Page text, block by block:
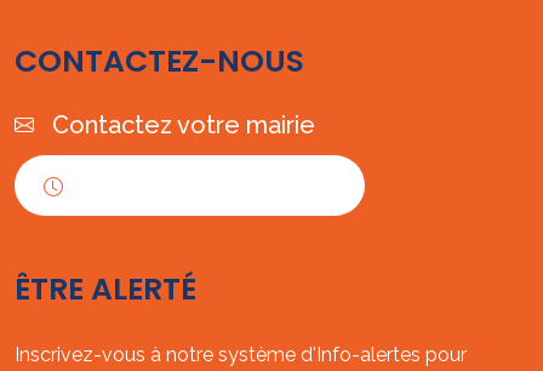
CONTACTEZ-NOUS
Contactez votre mairie
ÊTRE ALERTÉ
Inscrivez-vous à notre système d'Info-alertes pour